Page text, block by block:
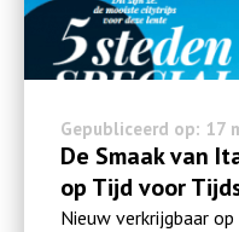
Gepubliceerd op: 17
De Smaak van
op Tijd voor
Nieuw verkrijgbaar